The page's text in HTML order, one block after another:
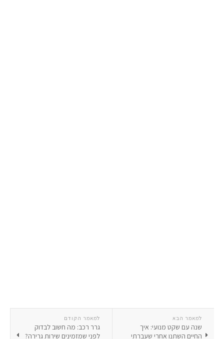
למאמר הקודם
גרר רכב: מה חשוב לבדוק
לפני שמזמינים שירות גרירה?
למאמר הבא
שנה עם שקט מנועי: איך
החיים השתנו אחרי שעברתי